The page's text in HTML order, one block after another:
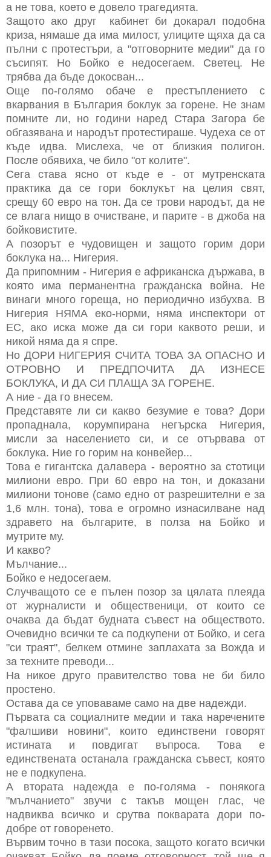
а не това, което е довело трагедията.
Защото ако друг кабинет би докарал подобна
криза, нямаше да има милост, улиците щяха да са
пълни с протестъри, а "отговорните медии" да го
съсипят. Но Бойко е недосегаем. Светец. Не
трябва да бъде докосван...
Още по-голямо обаче е престъплението с
вкарвания в България боклук за горене. Не знам
помните ли, но години наред Стара Загора бе
обгазявана и народът протестираше. Чудеха се от
къде идва. Мислеха, че от близкия полигон.
После обявиха, че било "от колите".
Сега става ясно от къде е - от мутренската
практика да се гори боклукът на целия свят,
срещу 60 евро на тон. Да се трови народът, да не
се влага нищо в очистване, и парите - в джоба на
бойковистите.
А позорът е чудовищен и защото горим дори
боклука на... Нигерия.
Да припомним - Нигерия е африканска държава, в
която има перманентна гражданска война. Не
винаги много гореща, но периодично избухва. В
Нигерия НЯМА еко-норми, няма инспектори от
ЕС, ако иска може да си гори каквото реши, и
никой няма да я спре.
Но ДОРИ НИГЕРИЯ СЧИТА ТОВА ЗА ОПАСНО И
ОТРОВНО И ПРЕДПОЧИТА ДА ИЗНЕСЕ
БОКЛУКА, И ДА СИ ПЛАЩА ЗА ГОРЕНЕ.
А ние - да го внесем.
Представяте ли си какво безумие е това? Дори
пропаднала, корумпирана негърска Нигерия,
мисли за населението си, и се отървава от
боклука. Ние го горим на конвейер...
Това е гигантска далавера - вероятно за стотици
милиони евро. При 60 евро на тон, и доказани
милиони тонове (само едно от разрешителни е за
1,6 млн. тона), това е огромно изнасилване над
здравето на българите, в полза на Бойко и
мутрите му.
И какво?
Мълчание...
Бойко е недосегаем.
Случващото се е пълен позор за цялата плеяда
от журналисти и общественици, от които се
очаква да бъдат будната съвест на обществото.
Очевидно всички те са подкупени от Бойко, и сега
"си траят", белкем отмине заплахата за Вожда и
за техните преводи...
На никое друго правителство това не би било
простено.
Остава да се уповаваме само на две надежди.
Първата са социалните медии и така наречените
"фалшиви новини", които единствени говорят
истината и повдигат въпроса. Това е
единствената останала гражданска съвест, която
не е подкупена.
А втората надежда е по-голяма - понякога
"мълчанието" звучи с такъв мощен глас, че
надвиква всичко и срутва покварата дори по-
добре от говоренето.
Вървим точно в тази посока, защото когато всички